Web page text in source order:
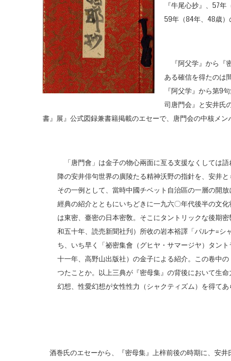
『牛尾心抄』、57
59年（84年、48歳）
『阿父学』から『
ある確信を得たのは
『阿父学』から第9
司唐門会』と安井氏
書』展』公式図録兼書籍掲載のエセーで、唐門会の中核メ
「唐門會」は金子の物心兩面に亙る支援なくしては
降の安井俳句世界の廣陵たる精神沃野の指針を、安井
その一例として、當時中國チベット自治區の一層の開
經典の紹介とともにいちどきに一九六〇年代後半の文
は東密、臺密の日本密敎。そこにタントリックな後期
和五十年、読売新聞社刋）所收の岩本裕譯「パルナ=
ち、いち早く「祕密集會（グヒヤ・サマージヤ）タン
十一年、高野山出版社）の金子による紹介。この卷中
つたことか。以上三典が『密母集』の背後において生
幻想、性愛幻想が女性性力（シャクティズム）を得てあ
酒巻氏のエセーから、『密母集』上梓前後の時期に、安井